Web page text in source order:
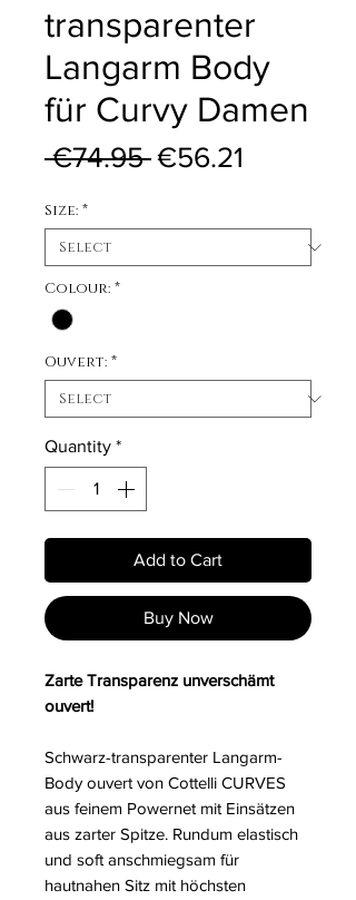
transparenter
Langarm Body
für Curvy Damen
€74.95 Regular Price
€56.21
Size: *
Colour: *
Ouvert: *
Quantity *
Add to Cart
Buy Now
Zarte Transparenz unverschämt
ouvert!
Schwarz-transparenter Langarm-
Body ouvert von Cottelli CURVES
aus feinem Powernet mit Einsätzen
aus zarter Spitze. Rundum elastisch
und soft anschmiegsam für
hautnahen Sitz mit höchsten